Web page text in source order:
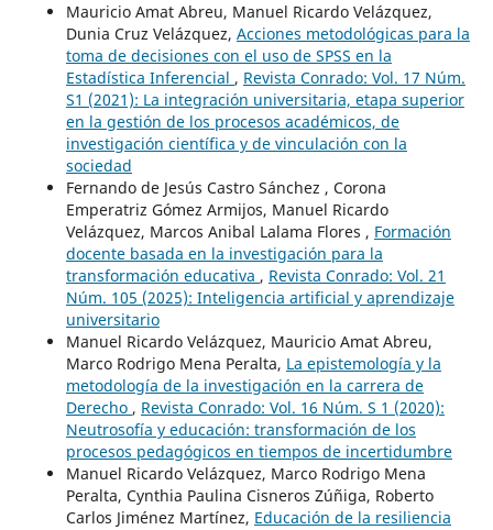
Mauricio Amat Abreu, Manuel Ricardo Velázquez,
Dunia Cruz Velázquez, Acciones metodológicas para la
toma de decisiones con el uso de SPSS en la
Estadística Inferencial , Revista Conrado: Vol. 17 Núm.
S1 (2021): La integración universitaria, etapa superior
en la gestión de los procesos académicos, de
investigación científica y de vinculación con la
sociedad
Fernando de Jesús Castro Sánchez , Corona
Emperatriz Gómez Armijos, Manuel Ricardo
Velázquez, Marcos Anibal Lalama Flores , Formación
docente basada en la investigación para la
transformación educativa , Revista Conrado: Vol. 21
Núm. 105 (2025): Inteligencia artificial y aprendizaje
universitario
Manuel Ricardo Velázquez, Mauricio Amat Abreu,
Marco Rodrigo Mena Peralta, La epistemología y la
metodología de la investigación en la carrera de
Derecho , Revista Conrado: Vol. 16 Núm. S 1 (2020):
Neutrosofía y educación: transformación de los
procesos pedagógicos en tiempos de incertidumbre
Manuel Ricardo Velázquez, Marco Rodrigo Mena
Peralta, Cynthia Paulina Cisneros Zúñiga, Roberto
Carlos Jiménez Martínez, Educación de la resiliencia